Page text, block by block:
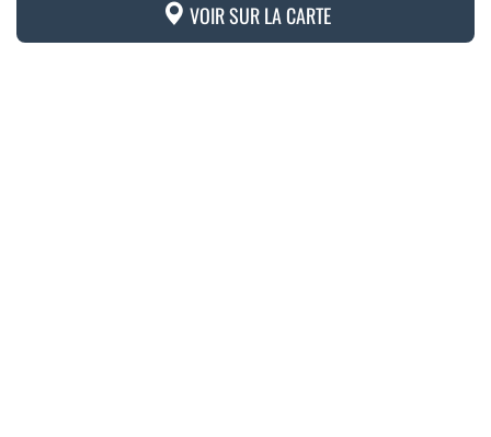
VOIR SUR LA CARTE